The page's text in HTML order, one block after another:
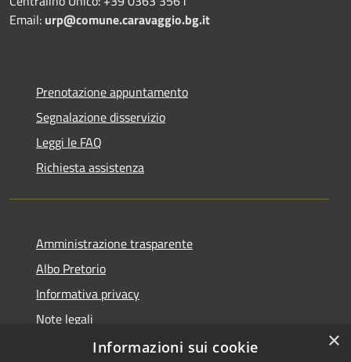
Email: urp@comune.caravaggio.bg.it
Prenotazione appuntamento
Segnalazione disservizio
Leggi le FAQ
Richiesta assistenza
Amministrazione trasparente
Albo Pretorio
Informativa privacy
Note legali
Dichiarazione di accessibilità
×
Informazioni sui cookie